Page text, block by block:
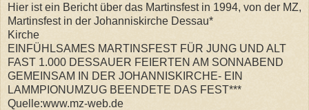
Hier ist ein Bericht über das Martinsfest in 1994, von der MZ,
Martinsfest in der Johanniskirche Dessau*
Kirche
EINFÜHLSAMES MARTINSFEST FÜR JUNG UND ALT
FAST 1.000 DESSAUER FEIERTEN AM SONNABEND
GEMEINSAM IN DER JOHANNISKIRCHE- EIN
LAMMPIONUMZUG BEENDETE DAS FEST***
Quelle:www.mz-web.de